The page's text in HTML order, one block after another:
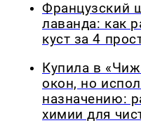
Французский
лаванда: как
куст за 4
Купила в
окон, но
назначению:
химии для